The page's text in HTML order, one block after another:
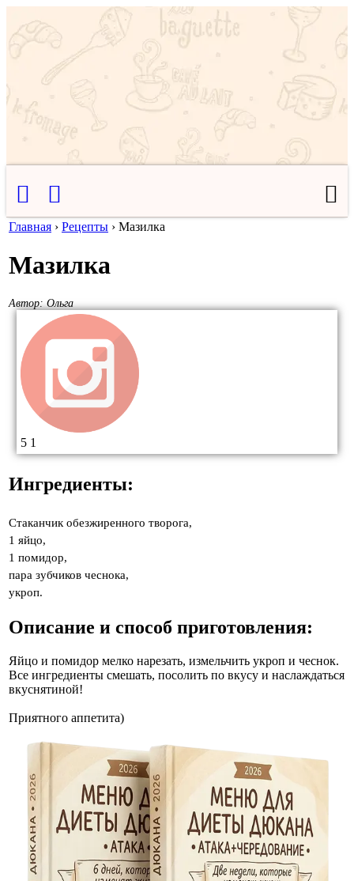
Главная › Рецепты › Мазилка
Мазилка
Автор: Ольга
5 1
Ингредиенты:
Cтаканчик обезжиренного творога,
1 яйцо,
1 помидор,
пара зубчиков чеснока,
укроп.
Описание и способ приготовления:
Яйцо и помидор мелко нарезать, измельчить укроп и чеснок.
Все ингредиенты смешать, посолить по вкусу и наслаждаться
вкуснятиной!
Приятного аппетита)